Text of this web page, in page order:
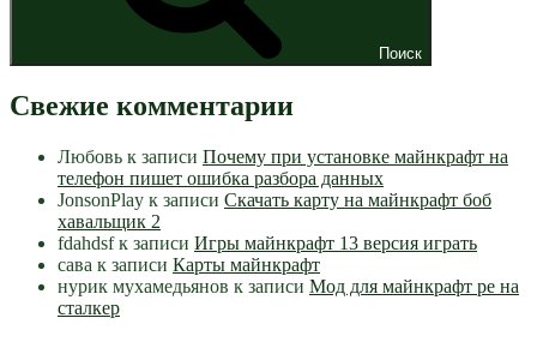
Поиск
Свежие комментарии
Любовь к записи Почему при установке майнкрафт на
телефон пишет ошибка разбора данных
JonsonPlay к записи Скачать карту на майнкрафт боб
хавальщик 2
fdahdsfк записи Игры майнкрафт 13 версия играть
сава к записи Карты майнкрафт
нурик мухамедьянов к записи Мод для майнкрафт pe на
сталкер